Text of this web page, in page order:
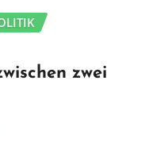
zwei